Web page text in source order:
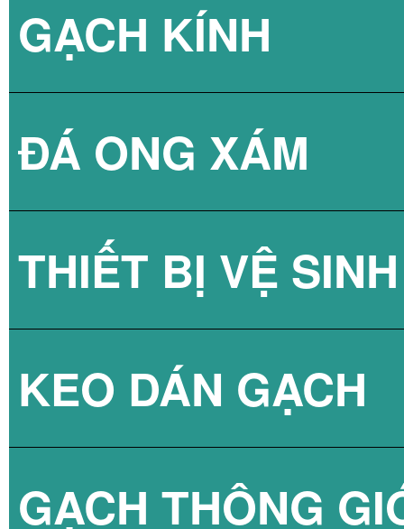
GẠCH KÍNH
GẠCH KÍNH
GẠCH KÍNH
GẠCH KÍNH
ĐÁ ONG XÁM
THIẾT BỊ VỆ SINH
SEN TẮM
VÒI CHẬU
KEO DÁN GẠCH
KEO DÁN
GẠCH THÔNG